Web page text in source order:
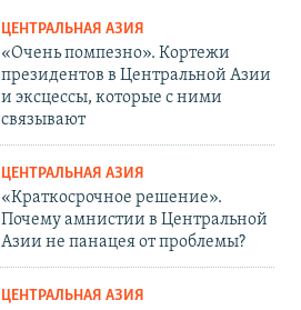
ЦЕНТРАЛЬНАЯ АЗИЯ
«Очень помпезно». Кортежи
президентов в Центральной Азии
и эксцессы, которые с ними
связывают
ЦЕНТРАЛЬНАЯ АЗИЯ
«Краткосрочное решение».
Почему амнистии в Центральной
Азии не панацея от проблемы?
ЦЕНТРАЛЬНАЯ АЗИЯ